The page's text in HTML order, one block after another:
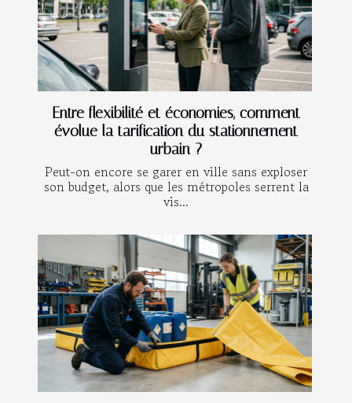
Entre flexibilité et économies, comment
évolue la tarification du stationnement
urbain ?
Peut-on encore se garer en ville sans exploser
son budget, alors que les métropoles serrent la
vis...